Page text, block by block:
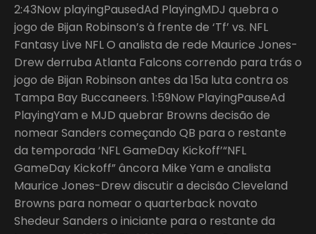
2:43Now playingPausedAd PlayingMDJ quebra o
jogo de Bijan Robinson’s à frente de ‘Tf’ vs. NFL
Fantasy Live NFL O analista de rede Maurice Jones-
Drew derruba Atlanta Falcons correndo para trás o
jogo de Bijan Robinson antes da 15a luta contra os
Tampa Bay Buccaneers. 1:59Now PlayingPauseAd
PlayingYam e MJD quebrar Browns decisão de
nomear Sanders começando QB para o restante
da temporada ‘NFL GameDay Kickoff’“NFL
GameDay Kickoff” âncora Mike Yam e analista
Maurice Jones-Drew discutir a decisão Cleveland
Browns para nomear o quarterback novato
Shedeur Sanders o iniciante para o restante da